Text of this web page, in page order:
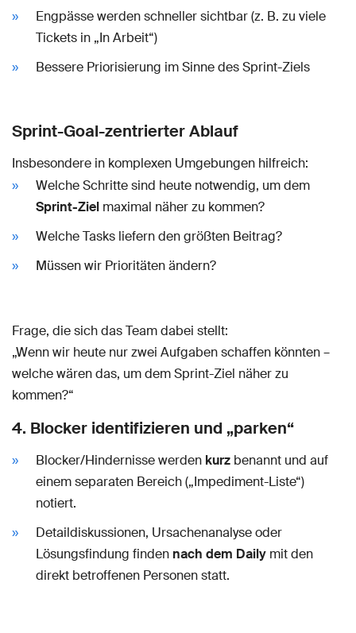
Engpässe werden schneller sichtbar (z. B. zu viele
Tickets in „In Arbeit“)
Bessere Priorisierung im Sinne des Sprint-Ziels
Sprint-Goal-zentrierter Ablauf
Insbesondere in komplexen Umgebungen hilfreich:
Welche Schritte sind heute notwendig, um dem
Sprint-Ziel maximal näher zu kommen?
Welche Tasks liefern den größten Beitrag?
Müssen wir Prioritäten ändern?
Frage, die sich das Team dabei stellt:
„Wenn wir heute nur zwei Aufgaben schaffen könnten –
welche wären das, um dem Sprint-Ziel näher zu
kommen?“
4. Blocker identifizieren und „parken“
Blocker/Hindernisse werden kurz benannt und auf
einem separaten Bereich („Impediment-Liste“)
notiert.
Detaildiskussionen, Ursachenanalyse oder
Lösungsfindung finden nach dem Daily mit den
direkt betroffenen Personen statt.